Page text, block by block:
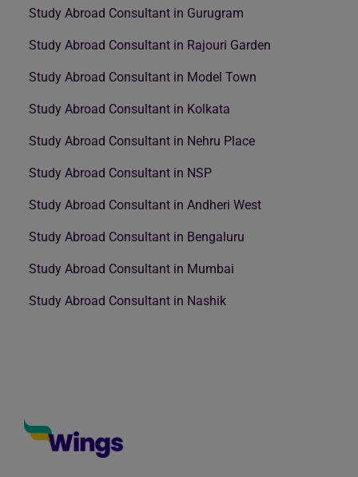
Study Abroad Consultant in Gurugram
Study Abroad Consultant in Rajouri Garden
Study Abroad Consultant in Model Town
Study Abroad Consultant in Kolkata
Study Abroad Consultant in Nehru Place
Study Abroad Consultant in NSP
Study Abroad Consultant in Andheri West
Study Abroad Consultant in Bengaluru
Study Abroad Consultant in Mumbai
Study Abroad Consultant in Nashik